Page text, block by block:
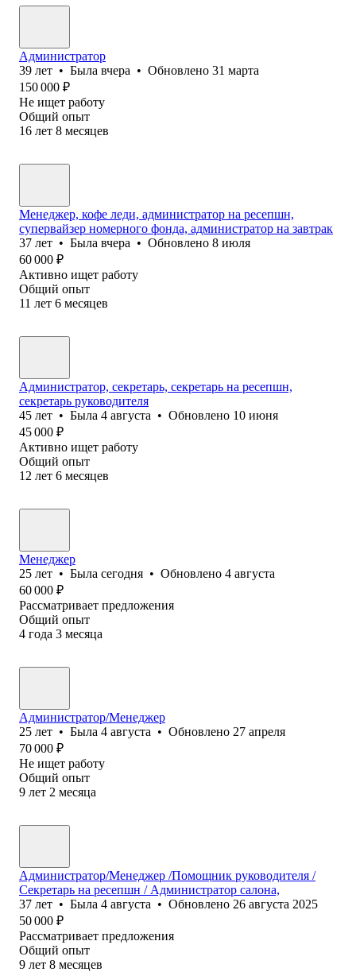
Администратор
39 лет • Была вчера • Обновлено 31 марта
150 000 ₽
Не ищет работу
Общий опыт
16 лет 8 месяцев
Менеджер, кофе леди, администратор на ресепшн,
супервайзер номерного фонда, администратор на завтрак
37 лет • Была вчера • Обновлено 8 июля
60 000 ₽
Активно ищет работу
Общий опыт
11 лет 6 месяцев
Администратор, секретарь, секретарь на ресепшн,
секретарь руководителя
45 лет • Была 4 августа • Обновлено 10 июня
45 000 ₽
Активно ищет работу
Общий опыт
12 лет 6 месяцев
Менеджер
25 лет • Была сегодня • Обновлено 4 августа
60 000 ₽
Рассматривает предложения
Общий опыт
4 года 3 месяца
Администратор/Менеджер
25 лет • Была 4 августа • Обновлено 27 апреля
70 000 ₽
Не ищет работу
Общий опыт
9 лет 2 месяца
Администратор/Менеджер /Помощник руководителя /
Секретарь на ресепшн / Администратор салона,
37 лет • Была 4 августа • Обновлено 26 августа 2025
50 000 ₽
Рассматривает предложения
Общий опыт
9 лет 8 месяцев